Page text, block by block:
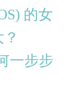
的女
一步步